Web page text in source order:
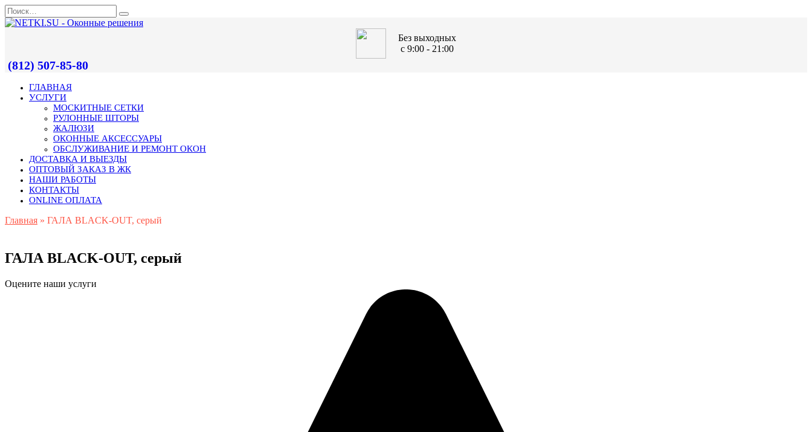
Без выходных
с 9:00 - 21:00
(812) 507-85-80
ГЛАВНАЯ
УСЛУГИ
МОСКИТНЫЕ СЕТКИ
РУЛОННЫЕ ШТОРЫ
ЖАЛЮЗИ
ОКОННЫЕ АКСЕССУАРЫ
ОБСЛУЖИВАНИЕ И РЕМОНТ ОКОН
ДОСТАВКА И ВЫЕЗДЫ
ОПТОВЫЙ ЗАКАЗ В ЖК
НАШИ РАБОТЫ
КОНТАКТЫ
ONLINE ОПЛАТА
Главная » ГАЛА BLACK-OUT, серый
ГАЛА BLACK-OUT, серый
Оцените наши услуги